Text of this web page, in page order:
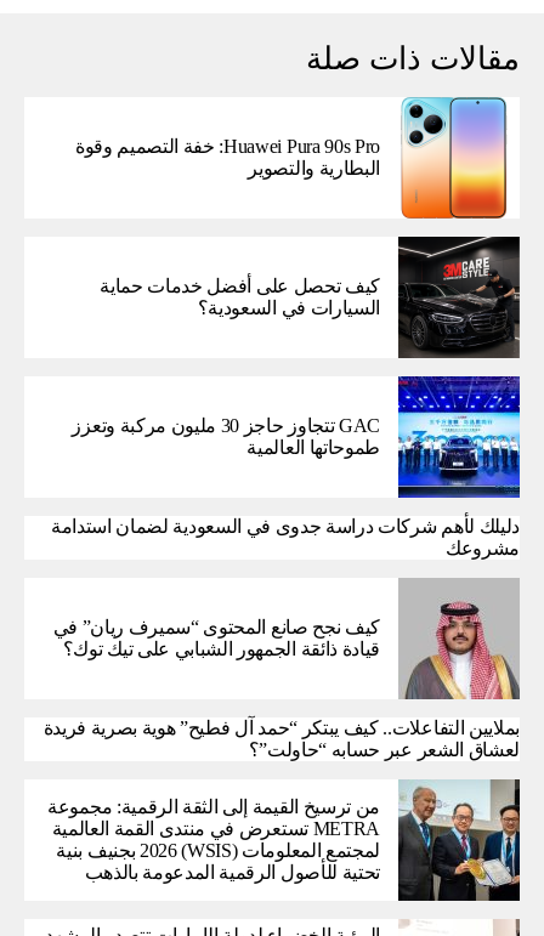
مقالات ذات صلة
Huawei Pura 90s Pro: خفة التصميم وقوة
البطارية والتصوير
كيف تحصل على أفضل خدمات حماية
السيارات في السعودية؟
GAC تتجاوز حاجز 30 مليون مركبة وتعزز
طموحاتها العالمية
دليلك لأهم شركات دراسة جدوى في السعودية لضمان استدامة
مشروعك
كيف نجح صانع المحتوى “سميرف ريان” في
قيادة ذائقة الجمهور الشبابي على تيك توك؟
بملايين التفاعلات.. كيف يبتكر “حمد آل فطيح” هوية بصرية فريدة
لعشاق الشعر عبر حسابه “حاولت”؟
من ترسيخ القيمة إلى الثقة الرقمية: مجموعة
METRA تستعرض في منتدى القمة العالمية
لمجتمع المعلومات (WSIS) 2026 بجنيف بنية
تحتية للأصول الرقمية المدعومة بالذهب